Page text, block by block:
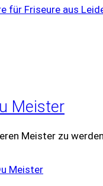
für Friseure aus
Meister
Meister zu
Meister